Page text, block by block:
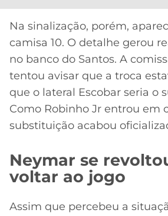
Na sinalização, porém,
camisa 10. O detalhe gerou
no banco do Santos. A
tentou avisar que a troca
que o lateral Escobar seria o
Como Robinho Jr entrou em
substituição acabou
Neymar se
voltar ao jogo
Assim que percebeu a